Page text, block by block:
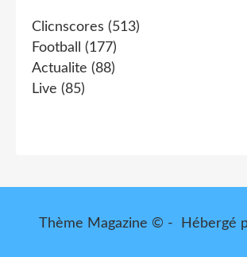
Clicnscores (513)
Football
(177)
Actualite (88)
Live (85)
Thème Magazine © - Hébergé